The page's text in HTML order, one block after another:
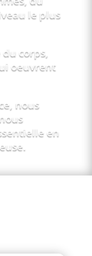
le plus
corps,
oeuvrent
nous
en